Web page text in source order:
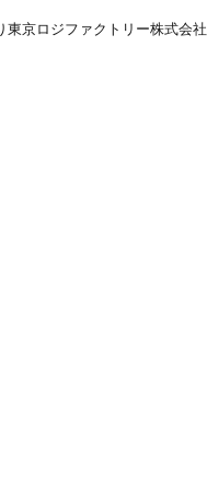
京ロジファクトリー株式会社